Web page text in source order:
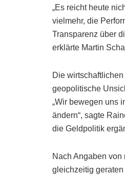
„Es reicht heute
vielmehr, die
Transparenz über
erklärte Martin
Die
geopolitische
„Wir bewegen uns
ändern“, sagte
die Geldpolitik
Nach Angaben
gleichzeitig